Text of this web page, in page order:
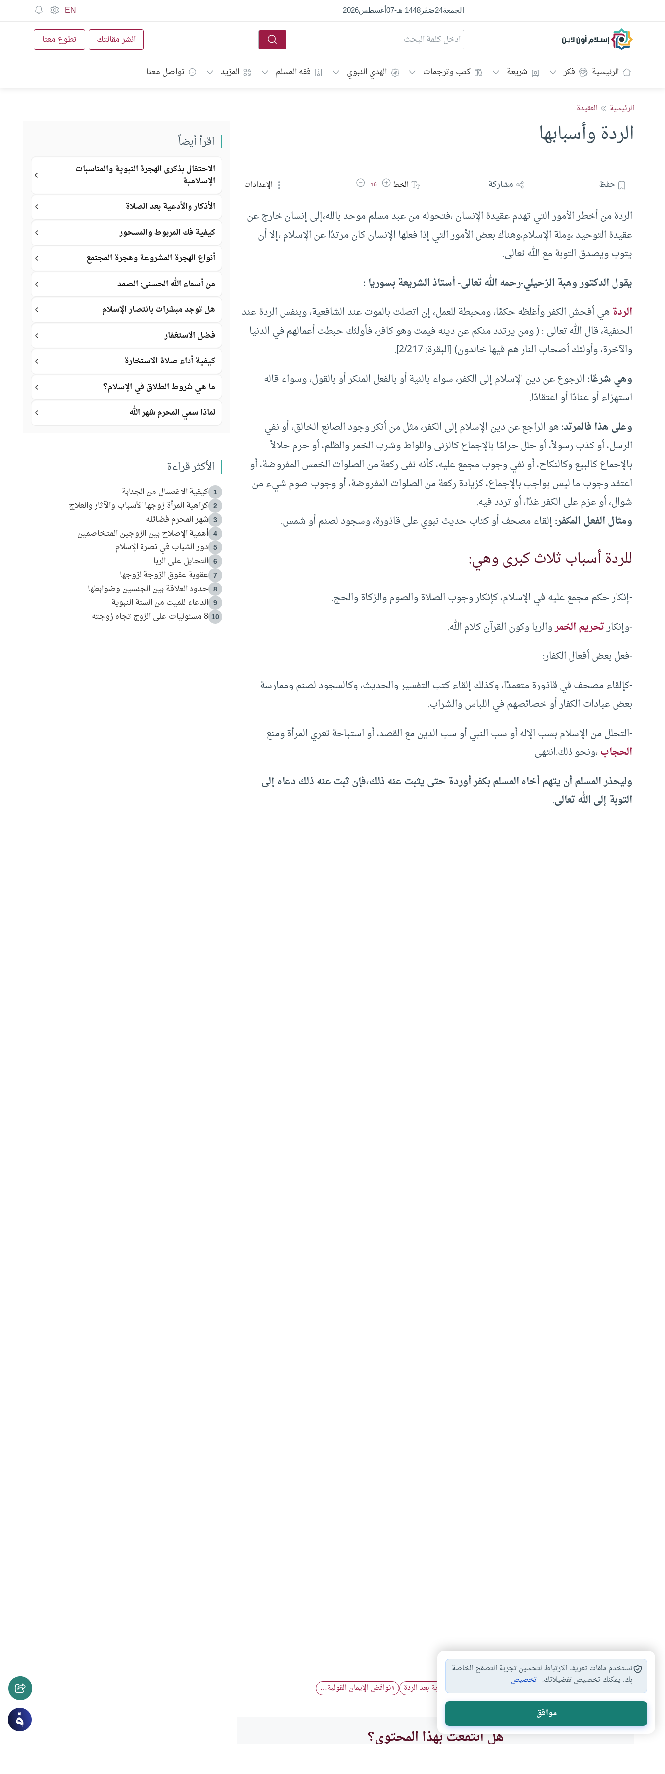
الجمعة24صَفَر1448 هـ -
07أغسطس2026
EN
إسلام أون لاين انشر مقالتك تطوع معنا
الرئيسية فكر شريعة كتب وترجمات الهدي النبوي فقه المسلم المزيد تواصل معنا
الرئيسية العقيدة
الردة وأسبابها
حفظ مشاركة الخطزيادة حجم الخط
16 تقليل حجم الخط الإعدادات
الردة من أخطر الأمور التي تهدم عقيدة الإنسان ،فتحوله من عبد مسلم موحد بالله،إلى إنسان خارج عن
عقيدة التوحيد ،وملة الإسلام،وهناك بعض الأمور التي إذا فعلها الإنسان كان مرتدًا عن الإسلام ،إلا أن
يتوب ويصدق التوبة مع الله تعالى.
يقول الدكتور وهبة الزحيلي-رحمه الله تعالى- أستاذ الشريعة بسوريا :
الردةهي أفحش الكفر وأغلظه حكمًا، ومحبطة للعمل، إن اتصلت بالموت عند الشافعية، وبنفس الردة عند
الحنفية، قال الله تعالى : ( ومن يرتدد منكم عن دينه فيمت وهو كافر، فأولئك حبطت أعمالهم في الدنيا
والآخرة، وأولئك أصحاب النار هم فيها خالدون) [البقرة: 2/217].
وهي شرعًا:الرجوع عن دين الإسلام إلى الكفر، سواء بالنية أو بالفعل المنكر أو بالقول، وسواء قاله
استهزاء أو عنادًا أو اعتقادًا.
وعلى هذا فالمرتد:هو الراجع عن دين الإسلام إلى الكفر، مثل من أنكر وجود الصانع الخالق، أو نفي
الرسل، أو كذب رسولاً، أو حلل حرامًا بالإجماع كالزنى واللواط وشرب الخمر والظلم، أو حرم حلالاً
بالإجماع كالبيع وكالنكاح، أو نفي وجوب مجمع عليه، كأنه نفى ركعة من الصلوات الخمس المفروضة، أو
اعتقد وجوب ما ليس بواجب بالإجماع، كزيادة ركعة من الصلوات المفروضة، أو وجوب صوم شيء من
شوال، أو عزم على الكفر غدًا، أو تردد فيه.
ومثال الفعل المكفر:إلقاء مصحف أو كتاب حديث نبوي على قاذورة، وسجود لصنم أو شمس.
للردة أسباب ثلاث كبرى وهي:
-إنكار حكم مجمع عليه في الإسلام، كإنكار وجوب الصلاة والصوم والزكاة والحج.
-وإنكارتحريم الخمروالربا وكون القرآن كلام الله.
-فعل بعض أفعال الكفار:
-كإلقاء مصحف في قاذورة متعمدًا، وكذلك إلقاء كتب التفسير والحديث، وكالسجود لصنم وممارسة
بعض عبادات الكفار أو خصائصهم في اللباس والشراب.
-التحلل من الإسلام بسب الإله أو سب النبي أو سب الدين مع القصد، أو استباحة تعري المرأة ومنع
الحجاب،ونحو ذلك.انتهى
وليحذر المسلم أن يتهم أخاه المسلم بكفر أوردة حتى يثبت عنه ذلك،فإن ثبت عنه ذلك دعاه إلى
التوبة إلى الله تعالى.
أركان الإيمان ونواقضه التوبة بعد الردة #نواقض الإيمان القولية…
هل انتفعت بهذا المحتوى؟
اقرأ أيضاً
الاحتفال بذكرى الهجرة النبوية والمناسبات
الإسلامية
الأذكار والأدعية بعد الصلاة
كيفية فك المربوط والمسحور
أنواع الهجرة المشروعة وهجرة المجتمع
من أسماء الله الحسنى: الصمد
هل توجد مبشرات بانتصار الإسلام
فضل الاستغفار
كيفية أداء صلاة الاستخارة
ما هي شروط الطلاق في الإسلام؟
لماذا سمي المحرم شهر الله
الأكثر قراءة
1 كيفية الاغتسال من الجنابة
2 كراهية المرأة زوجها الأسباب والآثار والعلاج
3 شهر المحرم فضائله
4 أهمية الإصلاح بين الزوجين المتخاصمين
5 دور الشباب في نصرة الإسلام
6 التحايل على الربا
7 عقوبة عقوق الزوجة لزوجها
8 حدود العلاقة بين الجنسين وضوابطها
9 الدعاء للميت من السنة النبوية
10 8 مسئوليات على الزوج تجاه زوجته
نستخدم ملفات تعريف الارتباط لتحسين تجربة التصفح الخاصة
بك. يمكنك تخصيص تفضيلاتك. تخصيص
موافق